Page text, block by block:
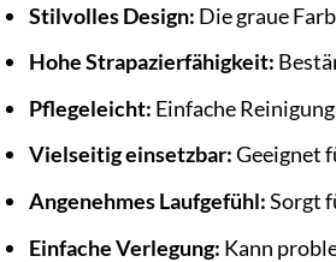
Stilvolles Design: Die graue
Hohe Strapazierfähigkeit:
Pflegeleicht: Einfache
Vielseitig einsetzbar:Geeignet
Angenehmes Laufgefühl:Sorgt
Einfache Verlegung: Kann